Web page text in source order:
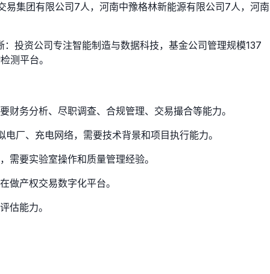
集团有限公司7人，河南中豫格林新能源有限公司7人，河南
投资公司专注智能制造与数据科技，基金公司管理规模137
测平台。
务分析、尽职调查、合规管理、交易撮合等能力。
厂、充电网络，需要技术背景和项目执行能力。
要实验室操作和质量管理经验。
做产权交易数字化平台。
估能力。